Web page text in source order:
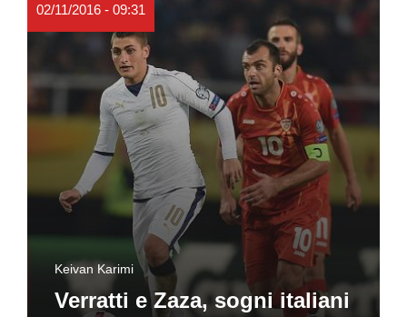
02/11/2016 - 09:31
Keivan Karimi
Verratti e Zaza, sogni italiani